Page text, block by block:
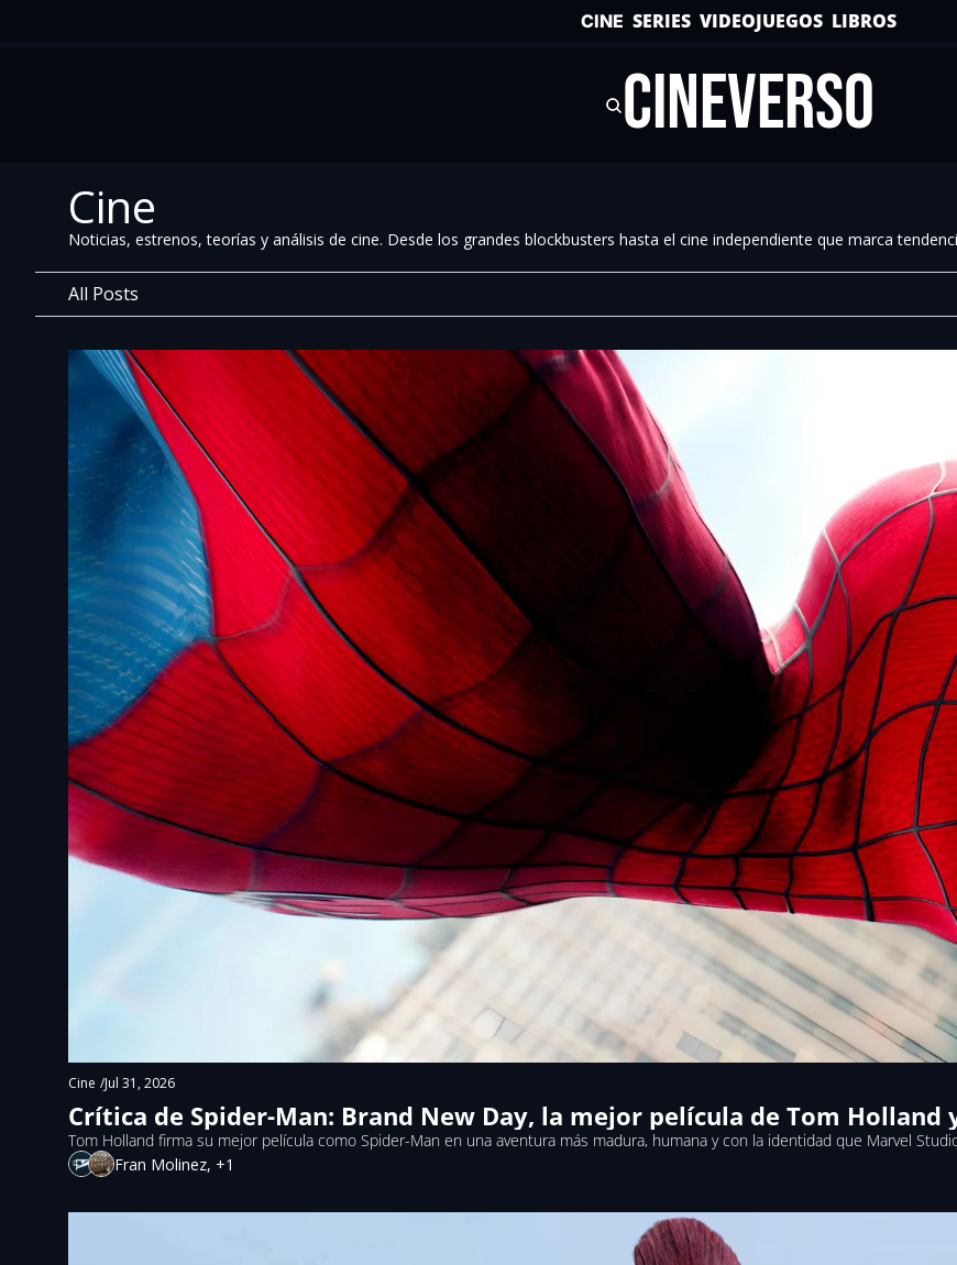
CINE SERIES VIDEOJUEGOS LIBROS
CINEVERSO
Cine
Noticias, estrenos, teorías y análisis de cine. Desde los grandes blockbusters hasta el cine independiente que marca
All Posts
Cine /Jul 31, 2026
Crítica de Spider-Man: Brand New Day, la mejor película de Tom
Tom Holland firma su mejor película como Spider-Man en una aventura más madura, humana y con la identidad que Marvel
Fran Molinez, +1